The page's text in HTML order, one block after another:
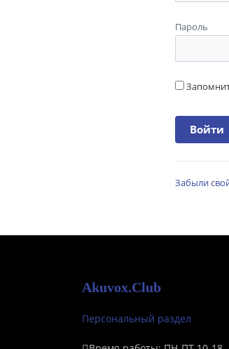
Пароль
Забыли
Akuvox.Club
Персональный раздел